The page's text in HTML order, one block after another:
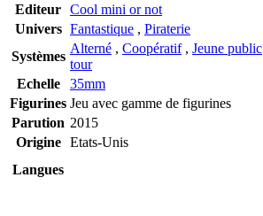
Editeur Cool mini or not
Univers Fantastique , Piraterie
Systèmes
Alterné , Coopératif, Jeune public
tour
Echelle
35mm
Figurines Jeu avec gamme de figurines
Parution 2015
Origine
Etats-Unis
Langues